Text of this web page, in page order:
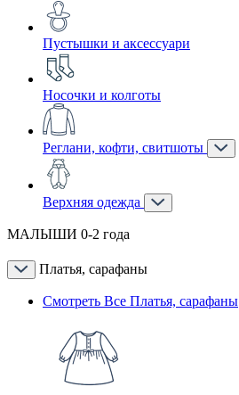
Пустышки и аксессуари
Носочки и колготы
Реглани, кофти, свитшоты
Верхняя одежда
МАЛЫШИ 0-2 года
Платья, сарафаны
Смотреть Все Платья, сарафаны